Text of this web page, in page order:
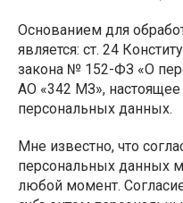
Основанием для
является: ст. 24
закона № 152-ФЗ «О
АО «342 МЗ», настоящее
персональных данных.
Мне известно, что
персональных данных
любой момент.